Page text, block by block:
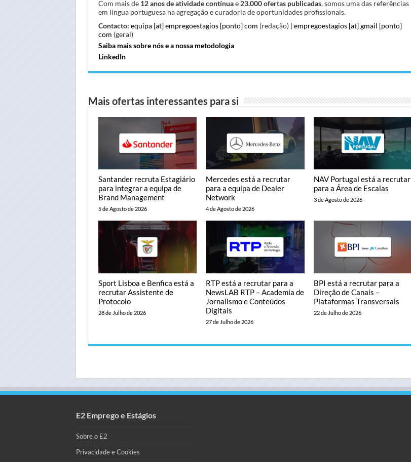
Com mais de 12 anos de atividade contínuae 23.000 ofertas publicadas, somos uma das referências
em língua portuguesa na agregação e curadoria de oportunidades profissionais.
Contacto: equipa [at] empregoestagios [ponto] com (redação) | empregoestagios [at] gmail [ponto]
com (geral)
Saiba mais sobre nós e a nossa metodologia
LinkedIn
Mais ofertas interessantes para si
Santander recruta Estagiário
para integrar a equipa de
Brand Management
5 de Agosto de 2026
Mercedes está a recrutar
para a equipa de Dealer
Network
4 de Agosto de 2026
NAV Portugal está a recrutar
para a Área de Escalas
3 de Agosto de 2026
Sport Lisboa e Benfica está a
recrutar Assistente de
Protocolo
28 de Julho de 2026
RTP está a recrutar para a
NewsLAB RTP – Academia de
Jornalismo e Conteúdos
Digitais
27 de Julho de 2026
BPI está a recrutar para a
Direção de Canais –
Plataformas Transversais
22 de Julho de 2026
E2 Emprego e Estágios
Sobre o E2
Privacidade e Cookies